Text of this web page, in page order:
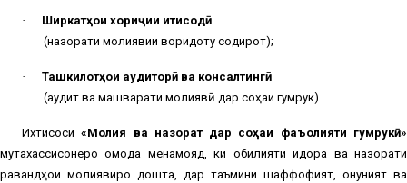
·
Ширкатҳои хориҷии иқтисодӣ
(назорати молиявии воридоту содирот);
·
Ташкилотҳои аудиторӣ ва консалтингӣ
(аудит ва машварати молиявӣ дар соҳаи гумрук).
Ихтисоси«Молия ва назорат дар соҳаи фаъолияти гумрукӣ»
мутахассисонеро омода менамояд, ки қобилияти идора ва назорати
равандҳои молиявиро дошта, дар таъмини шаффофият, қонуният ва